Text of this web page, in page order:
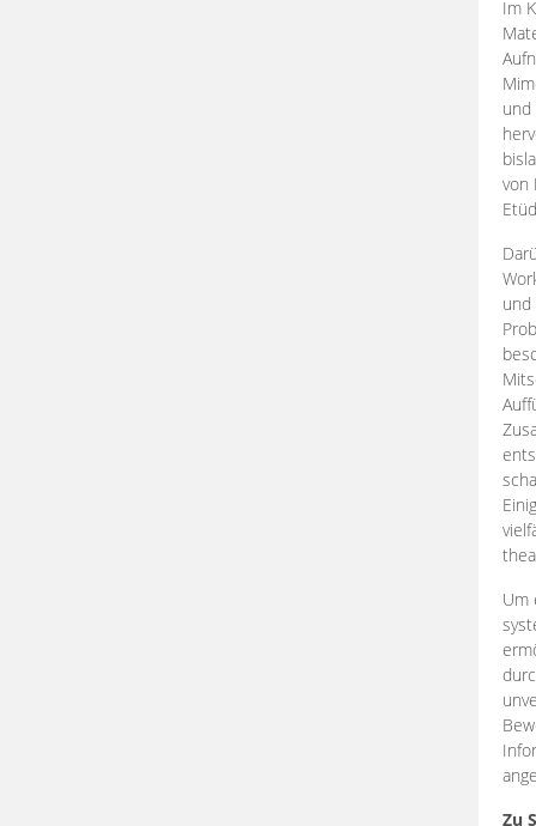
Im
und
von
und
Um
Zu